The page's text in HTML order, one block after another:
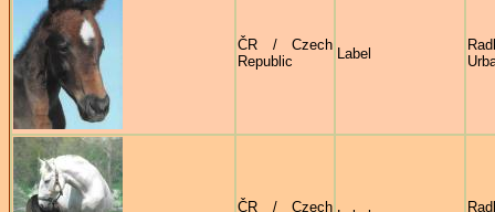
ČR / Czech
Republic
Label
ČR / Czech